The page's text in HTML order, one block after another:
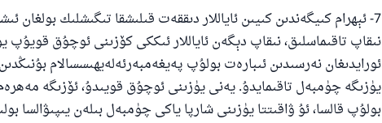
7- ئېھرام كىيگەندىن كىيىن ئاياللار دىققەت قىلىشقا تىگىشلىك بولغان
نىقاپ تاقىماسلىق، نىقاپ دېگەن ئاياللار ئىككى كۆزىنى ئوچۇق قويۇپ
ئورايدىغان نەرسىدىن ئىبارەت بولۇپ پەيغەمبەرئەلەيھىسسالام
يۈزىگە چۈمبەل تاقىمايدۇ. يەنى يۈزىنى ئوچۇق قويىدۇ، ئۆزىگە
بولۇپ قالسا، ئۇ ۋاقىتتا يۈزىنى شارپا ياكى چۈمبەل بىلەن يىپىۋالسا